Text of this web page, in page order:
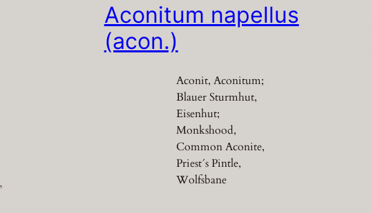
Aconitum napellus
(acon.)
Aconit, Aconitum;
Blauer Sturmhut,
Eisenhut;
Monkshood,
Common Aconite,
Priest´s Pintle,
Wolfsbane